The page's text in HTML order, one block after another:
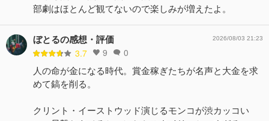
部劇はほとんど観てないので楽しみが増えたよ。
ぼとるの感想・評価
3.7 9 0
2026/08/03 21:23
人の命が金になる時代。賞金稼ぎたちが名声と大金を求
めて鎬を削る。
クリント・イーストウッド演じるモンコが渋カッコい